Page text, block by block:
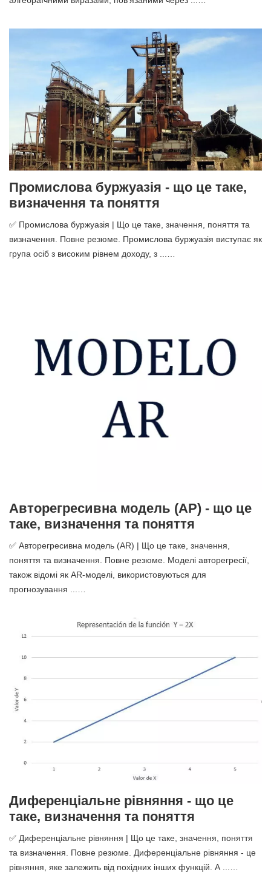
Промислова буржуазія - що це таке,
визначення та поняття
✅ Промислова буржуазія | Що це таке, значення, поняття та
визначення. Повне резюме. Промислова буржуазія виступає як
група осіб з високим рівнем доходу, з ...…
Авторегресивна модель (АР) - що це
таке, визначення та поняття
✅ Авторегресивна модель (AR) | Що це таке, значення,
поняття та визначення. Повне резюме. Моделі авторегресії,
також відомі як AR-моделі, використовуються для
прогнозування ...…
Диференціальне рівняння - що це
таке, визначення та поняття
✅ Диференціальне рівняння | Що це таке, значення, поняття
та визначення. Повне резюме. Диференціальне рівняння - це
рівняння, яке залежить від похідних інших функцій. А ...…